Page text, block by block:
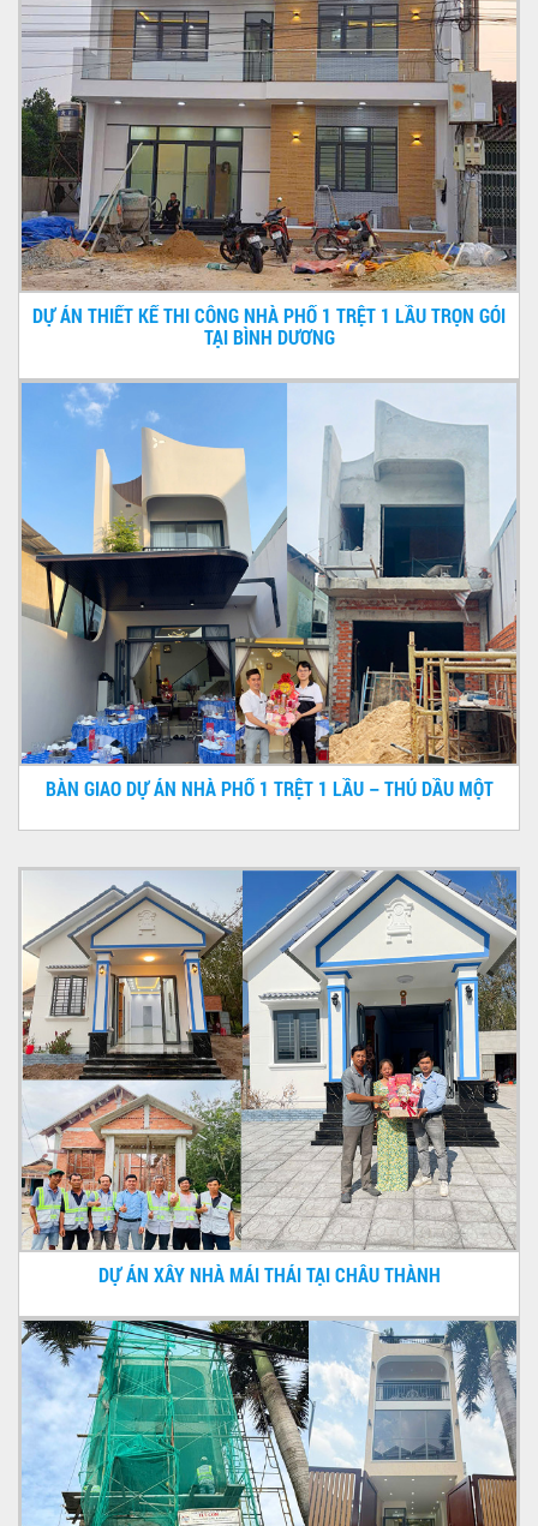
DỰ ÁN THIẾT KẾ THI CÔNG NHÀ PHỐ 1 TRỆT 1 LẦU TRỌN GÓI
TẠI BÌNH DƯƠNG
BÀN GIAO DỰ ÁN NHÀ PHỐ 1 TRỆT 1 LẦU – THỦ DẦU MỘT
DỰ ÁN XÂY NHÀ MÁI THÁI TẠI CHÂU THÀNH